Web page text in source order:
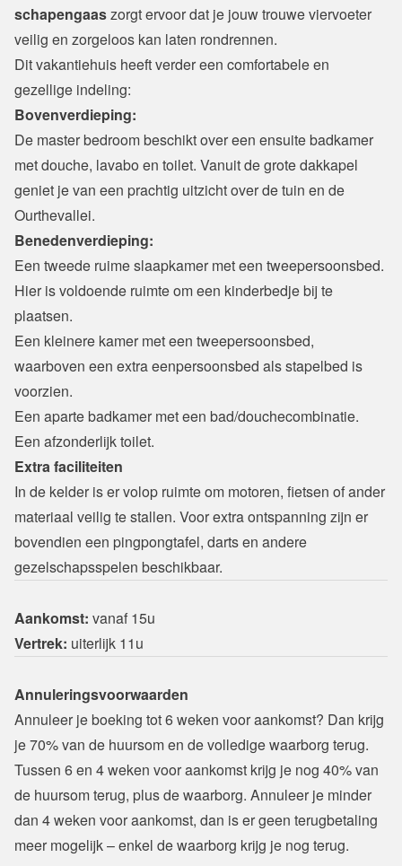
schapengaas zorgt ervoor dat je jouw trouwe viervoeter
veilig en zorgeloos kan laten rondrennen.
Dit vakantiehuis heeft verder een comfortabele en
gezellige indeling:
Bovenverdieping:
De master bedroom beschikt over een ensuite badkamer
met douche, lavabo en toilet. Vanuit de grote dakkapel
geniet je van een prachtig uitzicht over de tuin en de
Ourthevallei.
Benedenverdieping:
Een tweede ruime slaapkamer met een tweepersoonsbed.
Hier is voldoende ruimte om een kinderbedje bij te
plaatsen.
Een kleinere kamer met een tweepersoonsbed,
waarboven een extra eenpersoonsbed als stapelbed is
voorzien.
Een aparte badkamer met een bad/douchecombinatie.
Een afzonderlijk toilet.
Extra faciliteiten
In de kelder is er volop ruimte om motoren, fietsen of ander
materiaal veilig te stallen. Voor extra ontspanning zijn er
bovendien een pingpongtafel, darts en andere
gezelschapsspelen beschikbaar.
Aankomst:
Vertrek: uiterlijk 11u
Annuleringsvoorwaarden
Annuleer je boeking tot 6 weken voor aankomst? Dan krijg
je 70% van de huursom en de volledige waarborg terug.
Tussen 6 en 4 weken voor aankomst krijg je nog 40% van
de huursom terug, plus de waarborg. Annuleer je minder
dan 4 weken voor aankomst, dan is er geen terugbetaling
meer mogelijk – enkel de waarborg krijg je nog terug.